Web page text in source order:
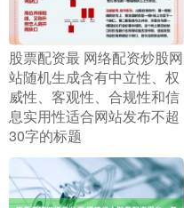
​股票配资最 网络配资炒股网
站随机生成含有中立性、权
威性、客观性、合规性和信
息实用性适合网站发布不超
30字的标题